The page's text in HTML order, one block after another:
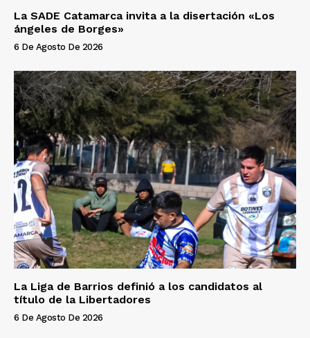
La SADE Catamarca invita a la disertación «Los
ángeles de Borges»
6 De Agosto De 2026
La Liga de Barrios definió a los candidatos al
título de la Libertadores
6 De Agosto De 2026